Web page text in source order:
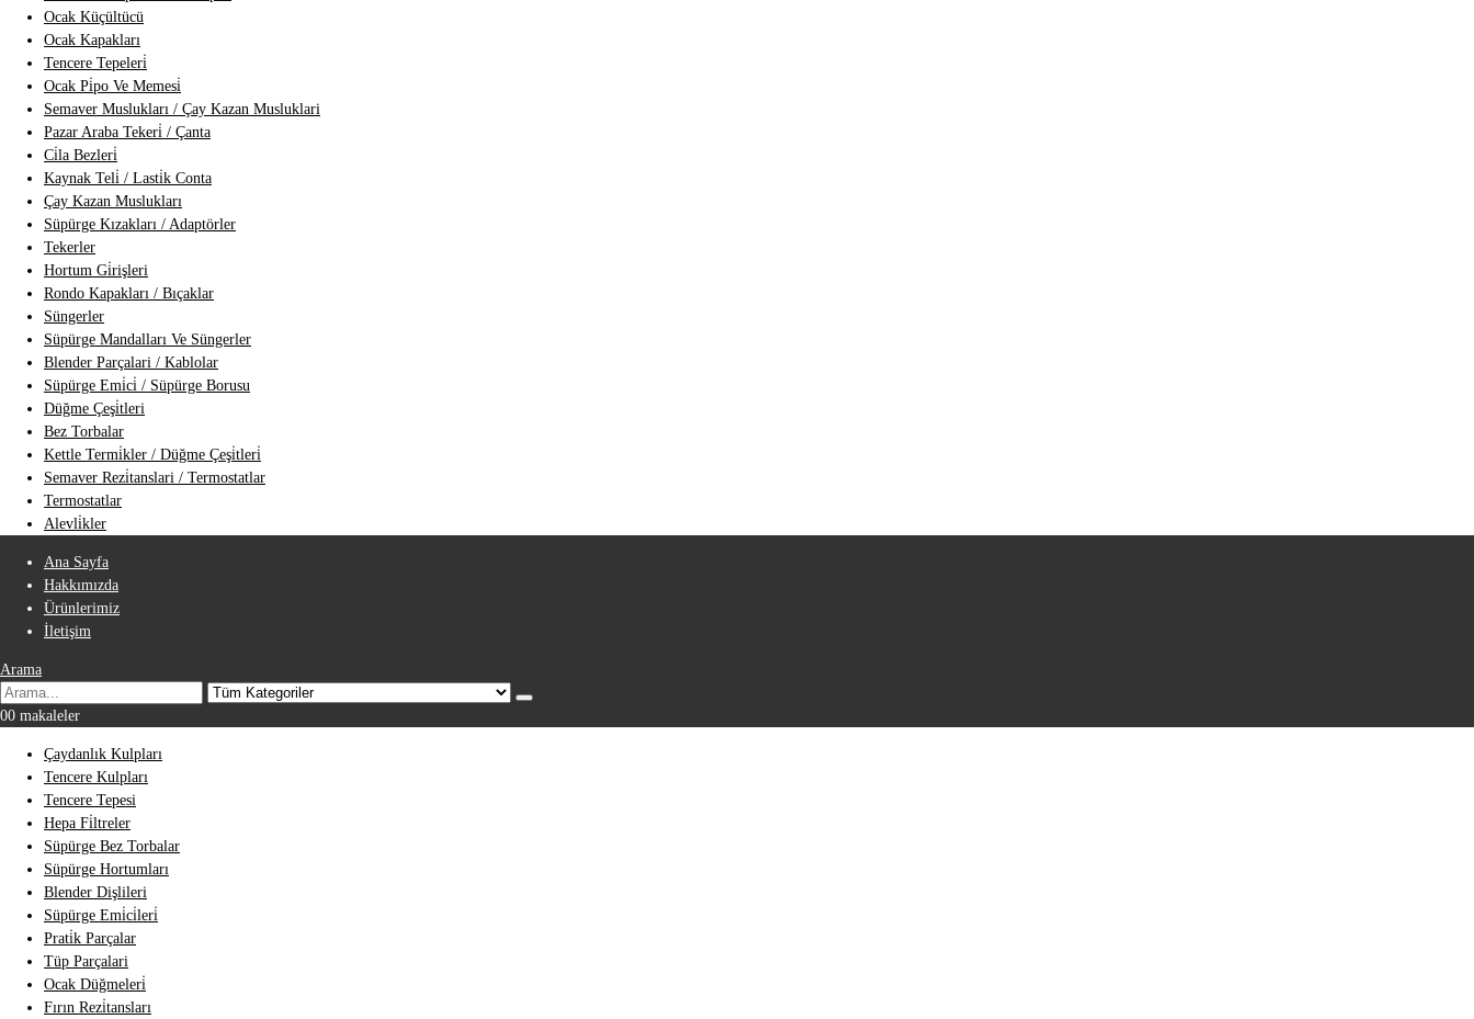
Ocak Küçültücü
Ocak Kapakları
Tencere Tepeleri̇
Ocak Pi̇po Ve Memesi̇
Semaver Muslukları / Çay Kazan Musluklari
Pazar Araba Tekeri̇ / Çanta
Ci̇la Bezleri̇
Kaynak Teli̇ / Lasti̇k Conta
Çay Kazan Muslukları
Süpürge Kızakları / Adaptörler
Tekerler
Hortum Gi̇rişleri
Rondo Kapakları / Bıçaklar
Süngerler
Süpürge Mandalları Ve Süngerler
Blender Parçalari / Kablolar
Süpürge Emi̇ci̇ / Süpürge Borusu
Düğme Çeşi̇tleri
Bez Torbalar
Kettle Termi̇kler / Düğme Çeşi̇tleri̇
Semaver Rezi̇tanslari / Termostatlar
Termostatlar
Alevli̇kler
Ana Sayfa
Hakkımızda
Ürünlerimiz
İletişim
Arama
00 makaleler
Çaydanlık Kulpları
Tencere Kulpları
Tencere Tepesi
Hepa Fi̇ltreler
Süpürge Bez Torbalar
Süpürge Hortumları
Blender Dişlileri
Süpürge Emi̇ci̇leri̇
Prati̇k Parçalar
Tüp Parçalari
Ocak Düğmeleri̇
Fırın Rezi̇tansları